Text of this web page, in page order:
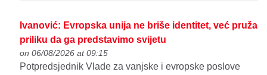
Ivanović: Evropska unija ne briše identitet, već pruža
priliku da ga predstavimo svijetu
on 06/08/2026 at 09:15
Potpredsjednik Vlade za vanjske i evropske poslove